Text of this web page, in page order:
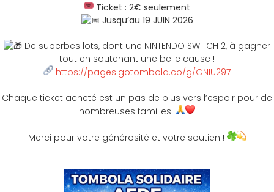
Ticket : 2€ seulement
Jusqu’au 19 JUIN 2026
De superbes lots, dont une NINTENDO SWITCH 2, à gagner
tout en soutenant une belle cause !
https://pages.gotombola.co/g/GNIU297
Chaque ticket acheté est un pas de plus vers l’espoir pour de
nombreuses familles.
Merci pour votre générosité et votre soutien !